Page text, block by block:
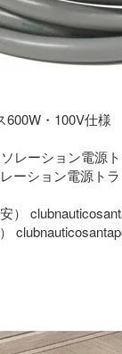
・100V仕様
ーション電源ト